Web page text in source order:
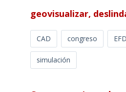
geovisualizar,
CAD congreso EFD
simulación